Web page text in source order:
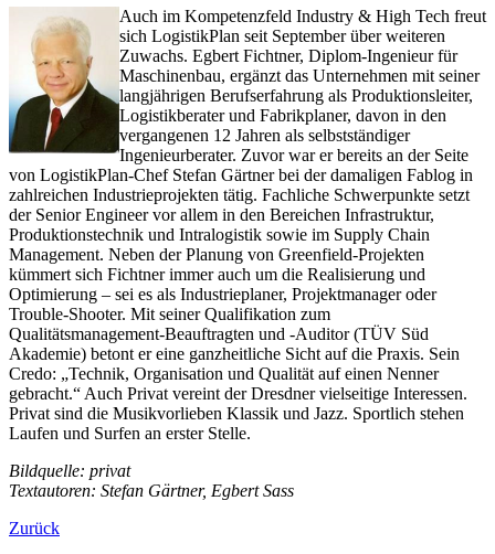
Auch im Kompetenzfeld Industry & High Tech freut
sich LogistikPlan seit September über weiteren
Zuwachs. Egbert Fichtner, Diplom-Ingenieur für
Maschinenbau, ergänzt das Unternehmen mit seiner
langjährigen Berufserfahrung als Produktionsleiter,
Logistikberater und Fabrikplaner, davon in den
vergangenen 12 Jahren als selbstständiger
Ingenieurberater. Zuvor war er bereits an der Seite
von LogistikPlan-Chef Stefan Gärtner bei der damaligen Fablog in
zahlreichen Industrieprojekten tätig. Fachliche Schwerpunkte setzt
der Senior Engineer vor allem in den Bereichen Infrastruktur,
Produktionstechnik und Intralogistik sowie im Supply Chain
Management. Neben der Planung von Greenfield-Projekten
kümmert sich Fichtner immer auch um die Realisierung und
Optimierung – sei es als Industrieplaner, Projektmanager oder
Trouble-Shooter. Mit seiner Qualifikation zum
Qualitätsmanagement-Beauftragten und -Auditor (TÜV Süd
Akademie) betont er eine ganzheitliche Sicht auf die Praxis. Sein
Credo: „Technik, Organisation und Qualität auf einen Nenner
gebracht.“ Auch Privat vereint der Dresdner vielseitige Interessen.
Privat sind die Musikvorlieben Klassik und Jazz. Sportlich stehen
Laufen und Surfen an erster Stelle.
Bildquelle: privat
Textautoren: Stefan Gärtner, Egbert Sass
Zurück